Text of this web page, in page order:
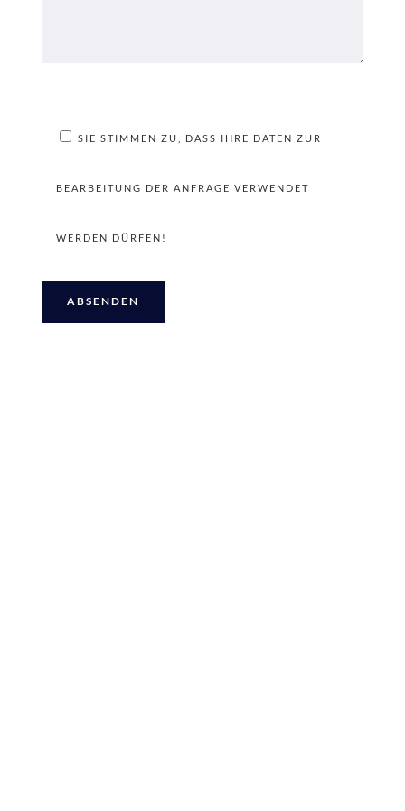
SIE STIMMEN ZU, DASS IHRE DATEN ZUR
BEARBEITUNG DER ANFRAGE VERWENDET
WERDEN DÜRFEN!